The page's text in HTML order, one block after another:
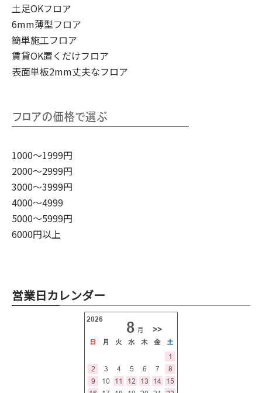
土足OKフロア
6mm薄型フロア
簡単施工フロア
賃貸OK置くだけフロア
表面単板2mm丈夫なフロア
1000～1999円
2000～2999円
3000～3999円
4000～4999
5000～5999円
6000円以上
営業日カレンダー